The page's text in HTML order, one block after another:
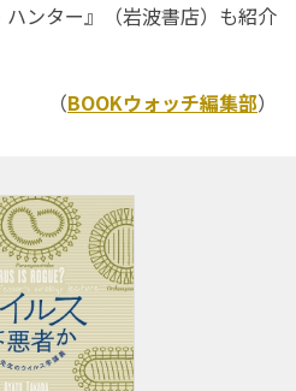
ンター』（岩波書店）も紹介
（BOOKウォッチ編集部）